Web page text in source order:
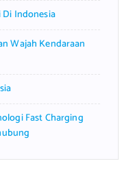
Indonesia
Wajah Kendaraan
Fast Charging